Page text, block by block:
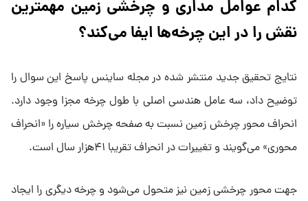
کدام عوامل مداری و چرخشی زمین مهمترین
نقش را در این چرخه‌ها ایفا می‌کند؟
نتایج تحقیق جدید منتشر شده در مجله ساینس پاسخ این سوال را
توضیح داد، سه عامل هندسی اصلی با طول چرخه مجزا وجود دارد.
انحراف محور چرخش زمین نسبت به صفحه چرخش سیاره را «انحراف
محوری» می‌گویند و تغییرات در انحراف تقریبا ۴۱هزار سال است.
جهت محور چرخشی زمین نیز متحول می‌شود و چرخه دیگری را ایجاد